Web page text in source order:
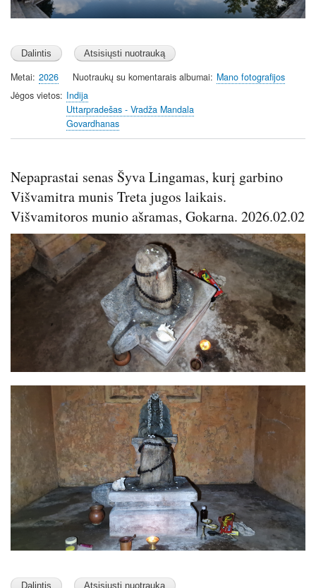
Metai 2026 Nuotraukų su komentarais albumai
Mano fotografijos
Jėgos vietos Indija
Uttarpradešas - Vradža Mandala
Govardhanas
Nepaprastai senas Šyva Lingamas, kurį garbino
Višvamitra munis Treta jugos laikais.
Višvamitoros munio ašramas, Gokarna. 2026.02.02
Image